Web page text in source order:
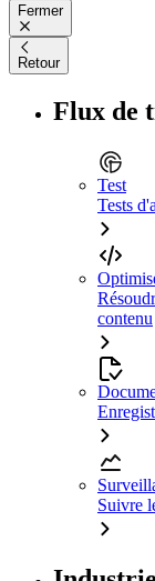
Fermer
Retour
Flux de
Test
Tests
contenu
Suivre